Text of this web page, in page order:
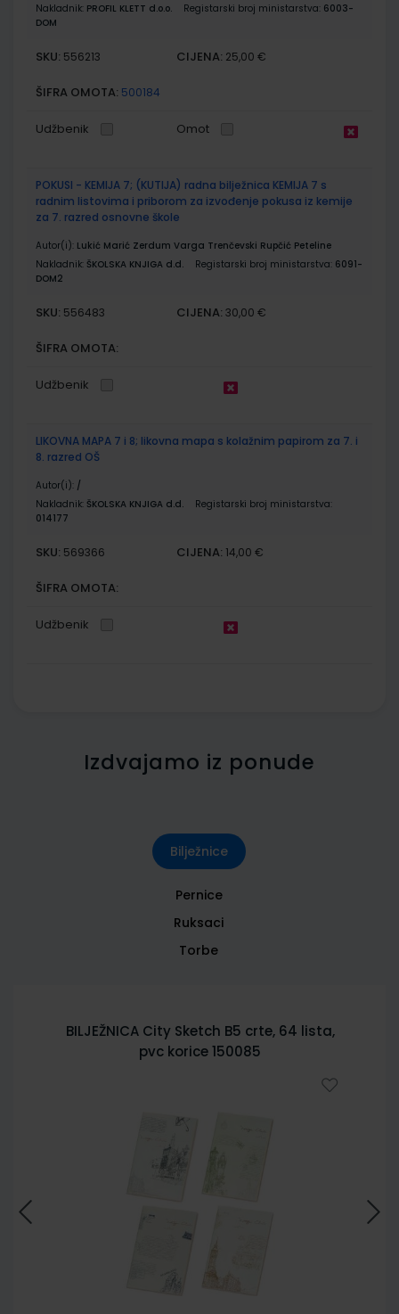
Nakladnik: PROFIL KLETT d.o.o. Registarski broj ministarstva: 6003-
DOM
SKU: 556213 CIJENA: 25,00 €
ŠIFRA OMOTA: 500184
Udžbenik Omot
POKUSI - KEMIJA 7; (KUTIJA) radna bilježnica KEMIJA 7 s
radnim listovima i priborom za izvođenje pokusa iz kemije
za 7. razred osnovne škole
Autor(i): Lukić Marić Zerdum Varga Trenčevski Rupčić Peteline
Nakladnik: ŠKOLSKA KNJIGA d.d. Registarski broj ministarstva: 6091-
DOM2
SKU: 556483 CIJENA: 30,00 €
ŠIFRA OMOTA:
Udžbenik
LIKOVNA MAPA 7 i 8; likovna mapa s kolažnim papirom za 7. i
8. razred OŠ
Autor(i): /
Nakladnik: ŠKOLSKA KNJIGA d.d.
Registarski broj ministarstva:
014177
SKU: 569366 CIJENA: 14,00 €
ŠIFRA OMOTA:
Udžbenik
Izdvajamo iz ponude
Bilježnice
Pernice
Ruksaci
Torbe
BILJEŽNICA City Sketch B5 crte, 64 lista,
pvc korice 150085